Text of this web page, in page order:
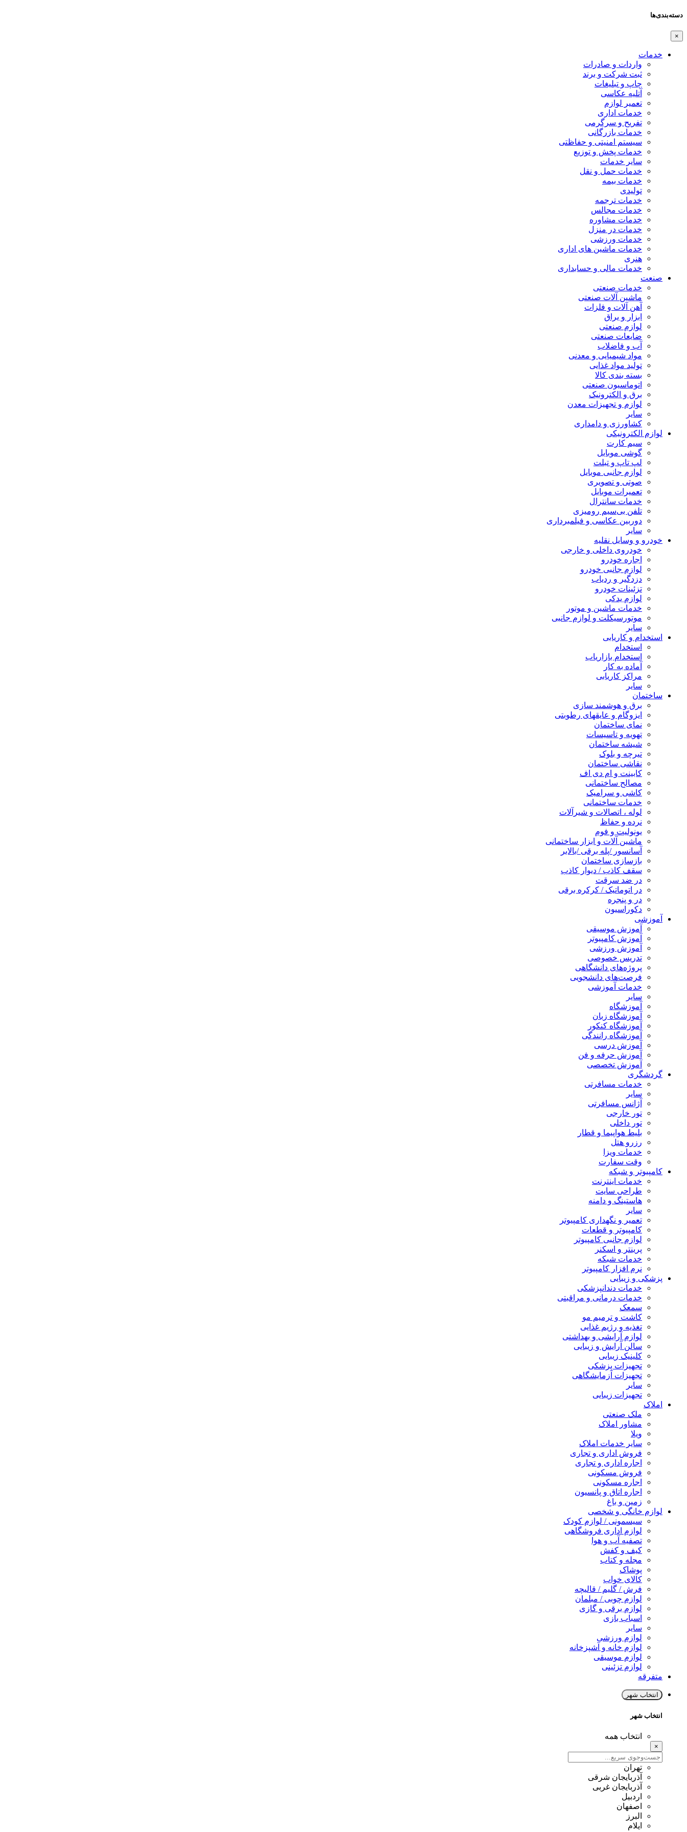
دسته‌بندی‌ها
×
خدمات
واردات و صادرات
ثبت شرکت و برند
چاپ و تبلیغات
آتلیه عکاسی
تعمیر لوازم
خدمات اداری
تفریح و سرگرمی
خدمات بازرگانی
سیستم امنیتی و حفاظتی
خدمات پخش و توزیع
سایر خدمات
خدمات حمل و نقل
خدمات بیمه
تولیدی
خدمات ترجمه
خدمات مجالس
خدمات مشاوره
خدمات در منزل
خدمات ورزشی
خدمات ماشین های اداری
هنری
خدمات مالی و حسابداری
صنعت
خدمات صنعتی
ماشین آلات صنعتی
آهن آلات و فلزات
ابزار و یراق
لوازم صنعتی
ضایعات صنعتی
آب و فاضلاب
مواد شیمیایی و معدنی
تولید مواد غذایی
بسته بندی کالا
اتوماسیون صنعتی
برق و الکترونیک
لوازم و تجهیزات معدن
سایر
کشاورزی و دامداری
لوازم الکترونیکی
سیم کارت
گوشی موبایل
لپ تاپ و تبلت
لوازم جانبی موبایل
صوتی و تصویری
تعمیرات موبایل
خدمات سانترال
تلفن بی‌سیم رومیزی
دوربین عکاسی و فیلمبرداری
سایر
خودرو و وسایل نقلیه
خودروی داخلی و خارجی
اجاره خودرو
لوازم جانبی خودرو
دزدگیر و ردیاب
تزئینات خودرو
لوازم یدکی
خدمات ماشین و موتور
موتورسیکلت و لوازم جانبی
سایر
استخدام و کاریابی
استخدام
استخدام بازاریاب
آماده به کار
مراکز کاریابی
سایر
ساختمان
برق و هوشمند سازی
ایزوگام و عایقهای رطوبتی
نمای ساختمان
تهویه و تاسیسات
شیشه ساختمان
تیرچه و بلوک
نقاشی ساختمان
کابینت و ام دی اف
مصالح ساختمانی
کاشی و سرامیک
خدمات ساختمانی
لوله ، اتصالات و شیرآلات
نرده و حفاظ
یونولیت و فوم
ماشین آلات و ابزار ساختمانی
آسانسور /پله برقی /بالابر
بازسازی ساختمان
سقف کاذب / دیوار کاذب
در ضد سرقت
در اتوماتیک / کرکره برقی
در و پنجره
دکوراسیون
آموزشی
آموزش موسیقی
آموزش کامپیوتر
آموزش ورزشی
تدریس خصوصی
پروژه‌های دانشگاهی
فرصت‌های دانشجویی
خدمات آموزشی
سایر
آموزشگاه
آموزشگاه زبان
آموزشگاه کنکور
آموزشگاه رانندگی
آموزش درسی
آموزش حرفه و فن
آموزش تخصصی
گردشگری
خدمات مسافرتی
سایر
آژانس مسافرتی
تور خارجی
تور داخلی
بلیط هواپیما و قطار
رزرو هتل
خدمات ویزا
وقت سفارت
کامپیوتر و شبکه
خدمات اینترنت
طراحی سایت
هاستینگ و دامنه
سایر
تعمیر و نگهداری کامپیوتر
کامپیوتر و قطعات
لوازم جانبی کامپیوتر
پرینتر و اسکنر
خدمات شبکه
نرم افزار کامپیوتر
پزشکی و زیبایی
خدمات دندانپزشکی
خدمات درمانی و مراقبتی
سمعک
کاشت و ترمیم مو
تغذیه و رژیم غذایی
لوازم آرایشی و بهداشتی
سالن آرایش و زیبایی
کلینیک زیبایی
تجهیزات پزشکی
تجهیزات آزمایشگاهی
سایر
تجهیزات زیبایی
املاک
ملک صنعتی
مشاور املاک
ویلا
سایر خدمات املاک
فروش اداری و تجاری
اجاره اداری و تجاری
فروش مسکونی
اجاره مسکونی
اجاره اتاق و پانسیون
زمین و باغ
لوازم خانگی و شخصی
سیسمونی / لوازم کودک
لوازم اداری فروشگاهی
تصفیه آب و هوا
کیف و کفش
مجله و کتاب
پوشاک
کالای خواب
فرش / گلیم / قالیچه
لوازم چوبی / مبلمان
لوازم برقی و گازی
اسباب بازی
سایر
لوازم ورزشی
لوازم خانه و آشپزخانه
لوازم موسیقی
لوازم تزئینی
متفرقه
انتخاب شهر
انتخاب شهر
انتخاب همه
×
تهران
آذربایجان شرقی
آذربایجان غربی
اردبیل
اصفهان
البرز
ایلام